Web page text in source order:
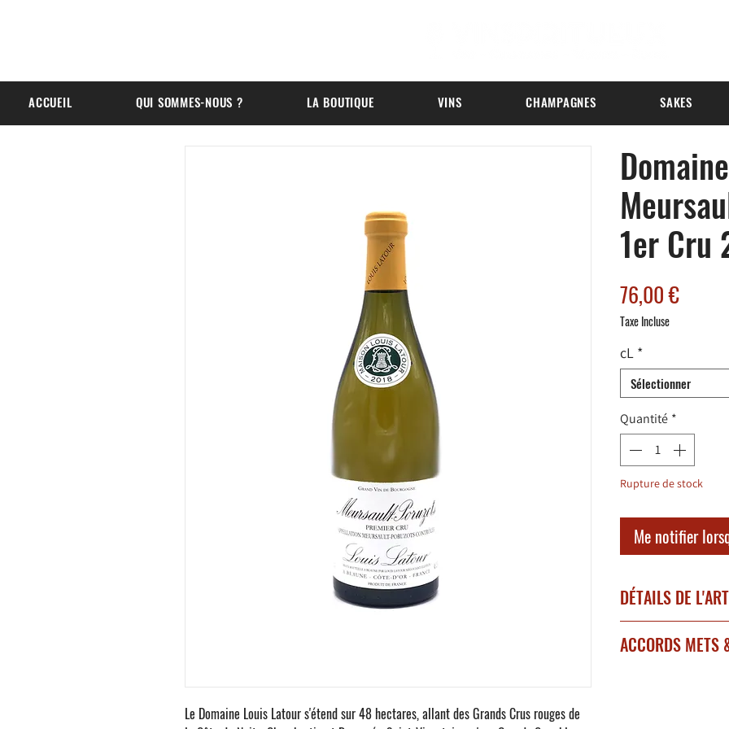
ACCUEIL QUI SOMMES-NOUS ? LA BOUTIQUE VINS CHAMPAGNES SAKES
Le Domaine Louis Latours'étend sur 48 hectares, allant des Grands Crus rouges de
1er Cru
76,00 €Prix
Taxe Incluse
cL *
Sélectionner
Quantité *
Rupture de stock
Me notifier
DÉTAILS DE
Région : Côte de
ACCORDS METS